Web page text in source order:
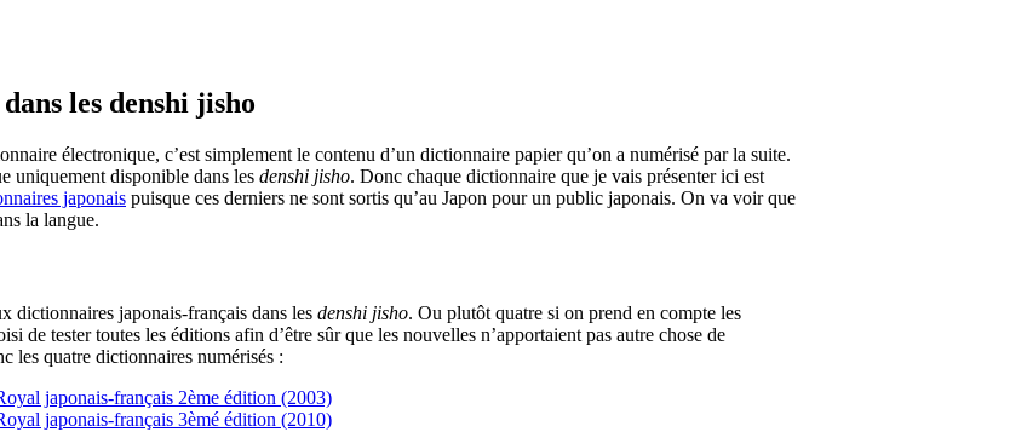
les denshi jisho
électronique, c’est simplement le contenu d’un dictionnaire papier qu’on a numérisé par la suite.
uniquement disponible dans les denshi jisho. Donc chaque dictionnaire que je vais présenter ici est
japonais puisque ces derniers ne sont sortis qu’au Japon pour un public japonais. On va voir que
la langue.
dictionnaires japonais-français dans les denshi jisho. Ou plutôt quatre si on prend en compte les
de tester toutes les éditions afin d’être sûr que les nouvelles n’apportaient pas autre chose de
les quatre dictionnaires numérisés :
japonais-français 2ème édition (2003)
japonais-français 3èmé édition (2010)